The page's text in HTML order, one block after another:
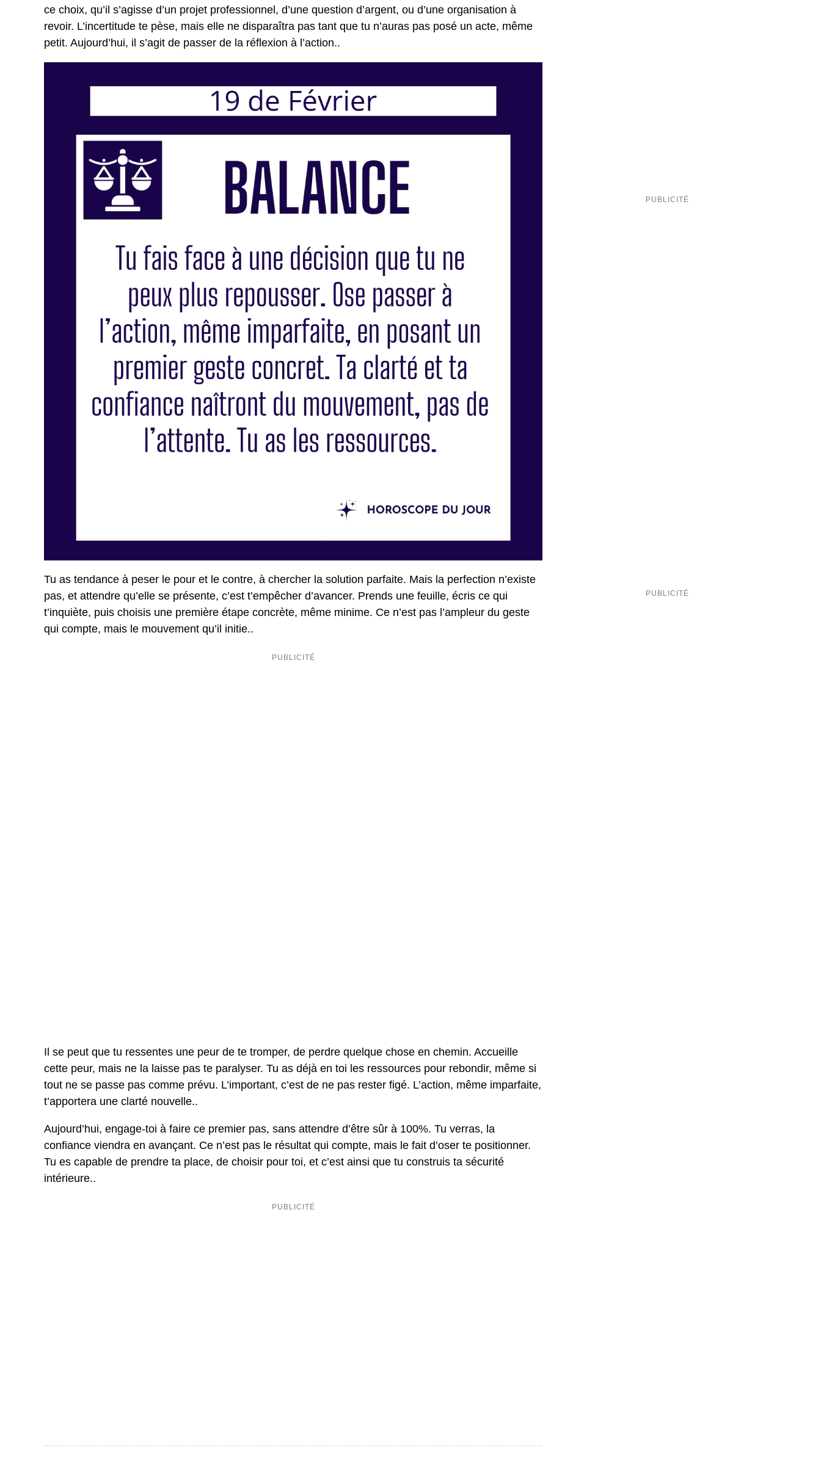
ce choix, qu’il s’agisse d’un projet professionnel, d’une question d’argent, ou d’une organisation à
revoir. L’incertitude te pèse, mais elle ne disparaîtra pas tant que tu n’auras pas posé un acte, même
petit. Aujourd’hui, il s’agit de passer de la réflexion à l’action..
Tu as tendance à peser le pour et le contre, à chercher la solution parfaite. Mais la perfection n’existe
pas, et attendre qu’elle se présente, c’est t’empêcher d’avancer. Prends une feuille, écris ce qui
t’inquiète, puis choisis une première étape concrète, même minime. Ce n’est pas l’ampleur du geste
qui compte, mais le mouvement qu’il initie..
Il se peut que tu ressentes une peur de te tromper, de perdre quelque chose en chemin. Accueille
cette peur, mais ne la laisse pas te paralyser. Tu as déjà en toi les ressources pour rebondir, même si
tout ne se passe pas comme prévu. L’important, c’est de ne pas rester figé. L’action, même imparfaite,
t’apportera une clarté nouvelle..
Aujourd’hui, engage-toi à faire ce premier pas, sans attendre d’être sûr à 100%. Tu verras, la
confiance viendra en avançant. Ce n’est pas le résultat qui compte, mais le fait d’oser te positionner.
Tu es capable de prendre ta place, de choisir pour toi, et c’est ainsi que tu construis ta sécurité
intérieure..